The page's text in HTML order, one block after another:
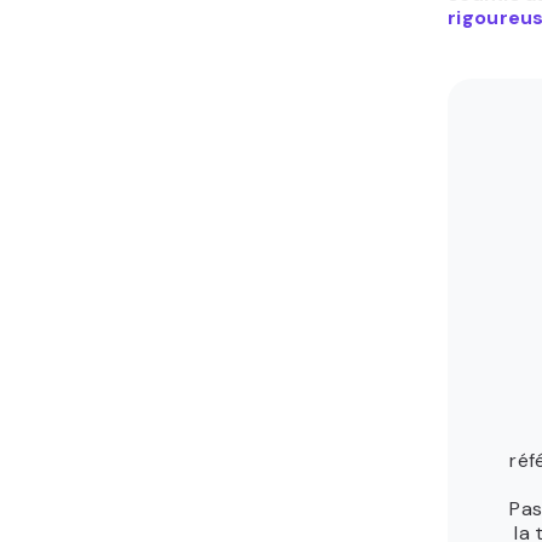
la